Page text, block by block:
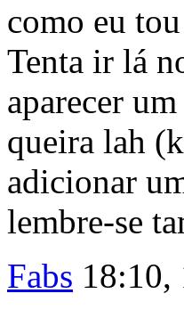
como eu
Tenta ir lá
aparecer
queira lah
adicionar
lembre-se
Fabs 18:10,